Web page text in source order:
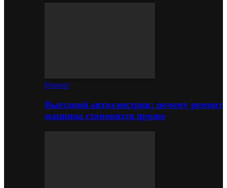
Ремонт
Выездной автоэлектрик: почему ремонт
машины становится проще